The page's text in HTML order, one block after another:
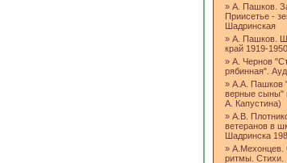
» А. Пашков.
Приисетье -
Шадринская
» А. Пашков.
край 1919-
» А. Чернов
рябинная".
» А.А. Пашков
верные сыны"
А. Капустина)
» А.В.
ветеранов в
Шадринска
» А.Мехонцев.
ритмы. Стихи.